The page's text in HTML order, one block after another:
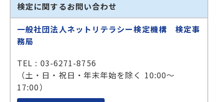
検定に関するお問い合わせ
一般社団法人ネットリテラシー検定機構 検定事
務局
TEL : 03-6271-8756
（土・日・祝日・年末年始を除く 10:00～
17:00）